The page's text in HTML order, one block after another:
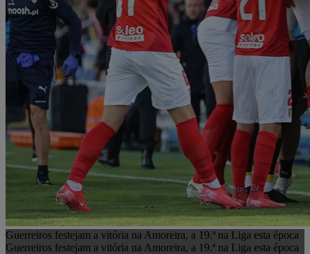
Guerreiros festejam a vitória na Amoreira, a 19.ª na Liga esta época
Guerreiros festejam a vitória na Amoreira, a 19.ª na Liga esta época